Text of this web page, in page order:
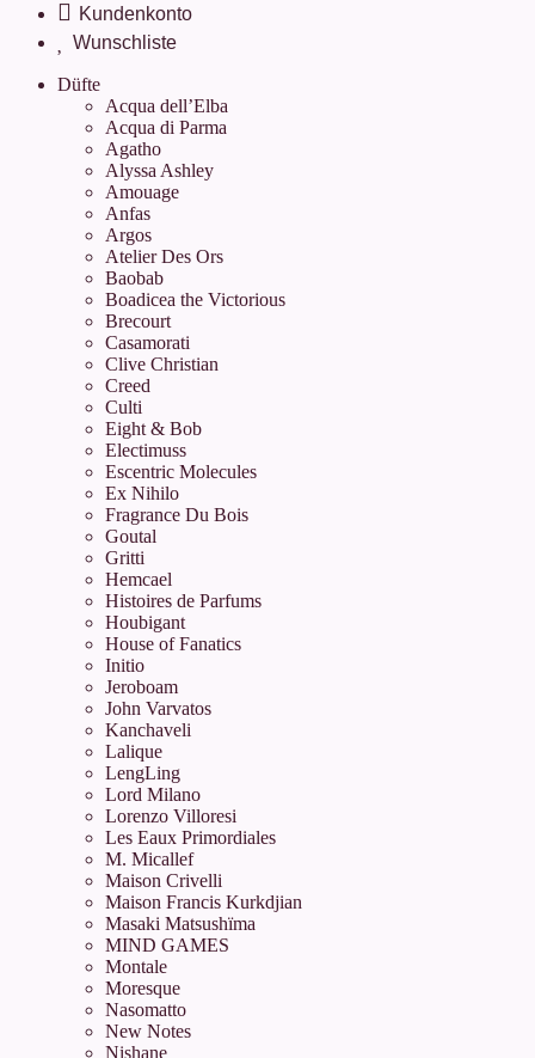
Düfte
Acqua dell’Elba
Acqua di Parma
Agatho
Alyssa Ashley
Amouage
Anfas
Argos
Atelier Des Ors
Baobab
Boadicea the Victorious
Brecourt
Casamorati
Clive Christian
Creed
Culti
Eight & Bob
Electimuss
Escentric Molecules
Ex Nihilo
Fragrance Du Bois
Goutal
Gritti
Hemcael
Histoires de Parfums
Houbigant
House of Fanatics
Initio
Jeroboam
John Varvatos
Kanchaveli
Lalique
LengLing
Lord Milano
Lorenzo Villoresi
Les Eaux Primordiales
M. Micallef
Maison Crivelli
Maison Francis Kurkdjian
Masaki Matsushïma
MIND GAMES
Montale
Moresque
Nasomatto
New Notes
Nishane